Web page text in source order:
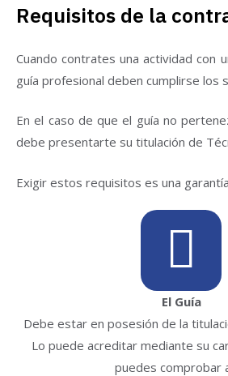
Requisitos de la
Cuando contrates una actividad con
guía profesional deben cumplirse los
En el caso de que el guía no
debe presentarte su titulación de
Exigir estos requisitos es una
El Guía
Debe estar en posesión de la
Lo puede acreditar mediante su
puedes comprobar